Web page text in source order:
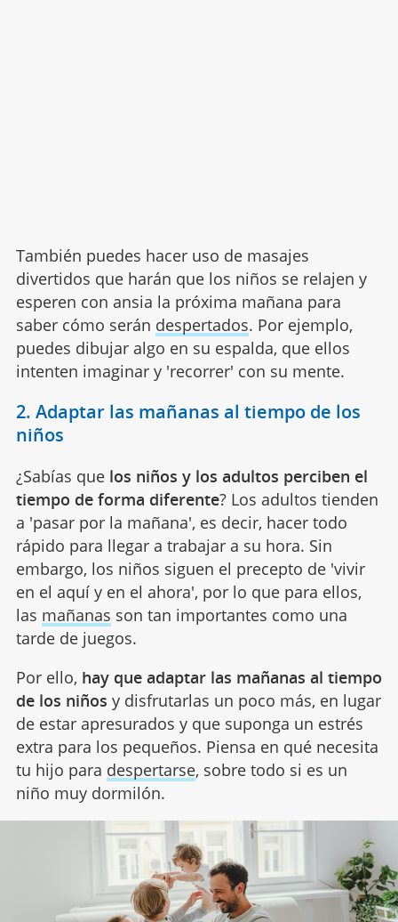
También puedes hacer uso de masajes
divertidos que harán que los niños se relajen y
esperen con ansia la próxima mañana para
saber cómo serán despertados. Por ejemplo,
puedes dibujar algo en su espalda, que ellos
intenten imaginar y 'recorrer' con su mente.
2. Adaptar las mañanas al tiempo de los
niños
¿Sabías que los niños y los adultos perciben el
tiempo de forma diferente? Los adultos tienden
a 'pasar por la mañana', es decir, hacer todo
rápido para llegar a trabajar a su hora. Sin
embargo, los niños siguen el precepto de 'vivir
en el aquí y en el ahora', por lo que para ellos,
las mañanas son tan importantes como una
tarde de juegos.
Por ello, hay que adaptar las mañanas al tiempo
de los niños y disfrutarlas un poco más, en lugar
de estar apresurados y que suponga un estrés
extra para los pequeños. Piensa en qué necesita
tu hijo para despertarse, sobre todo si es un
niño muy dormilón.